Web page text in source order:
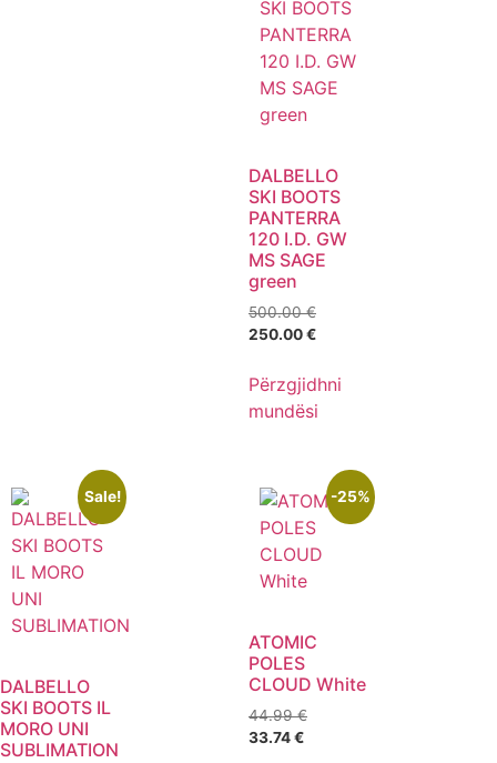
DALBELLO
SKI BOOTS
PANTERRA
120 I.D. GW
MS SAGE
green
500.00€
250.00€
Përzgjidhni
mundësi
Sale!
DALBELLO
SKI BOOTS IL
MORO UNI
SUBLIMATION
-25%
ATOMIC
POLES
CLOUD White
44.99€
33.74€